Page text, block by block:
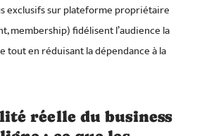
exclusifs sur plateforme propriétaire
membership) fidélisent l’audience la
tout en réduisant la dépendance à la
réelle du business